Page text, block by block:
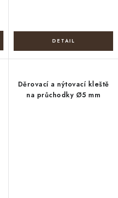
Děrovací a nýtovací kleště
na průchodky Ø5 mm